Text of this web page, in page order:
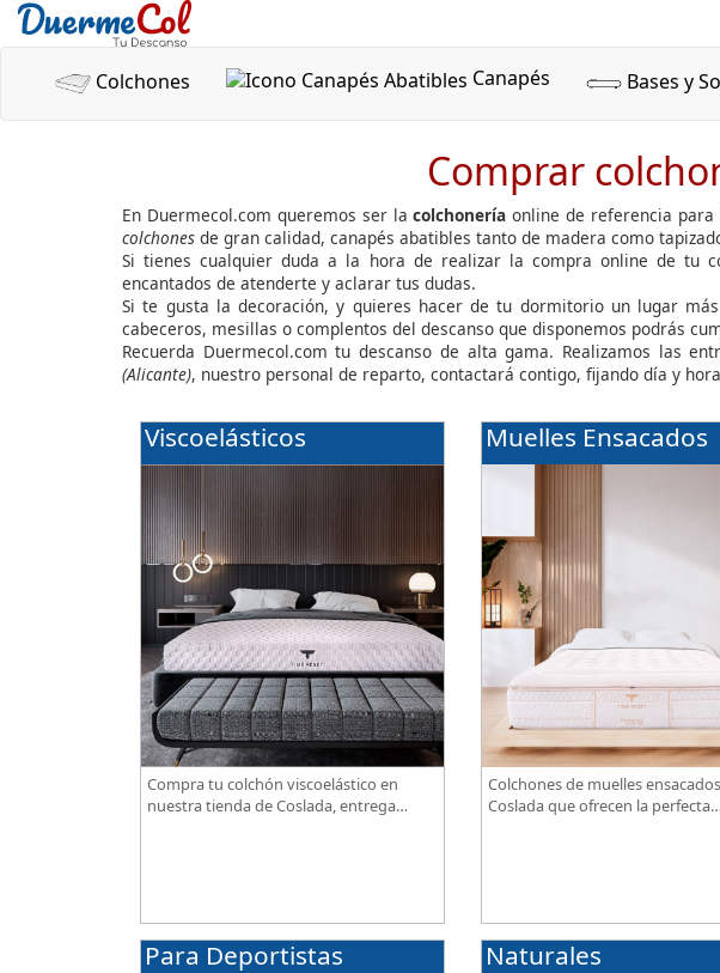
Colchones Canapés Bases y
Comprar
En Duermecol.com queremos ser lacolchonería online de referencia para
colchones de gran calidad, canapés abatibles tanto de madera como
Si tienes cualquier duda a la hora de realizar la compra online de tu
encantados de atenderte y aclarar tus dudas.
Si te gusta la decoración, y quieres hacer de tu dormitorio un lugar
cabeceros, mesillas o complentos del descanso que disponemos podrás
Recuerda Duermecol.com tu descanso de alta gama. Realizamos las
(Alicante), nuestro personal de reparto, contactará contigo, fijando día y
Viscoelásticos
Compra tu colchón viscoelástico en
nuestra tienda de Coslada, entrega
Muelles Ensacados
Colchones de muelles
Coslada que ofrecen la perfecta
Para Deportistas Naturales